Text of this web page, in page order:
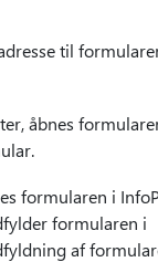
til
åbnes
formularen i
formularen i
af